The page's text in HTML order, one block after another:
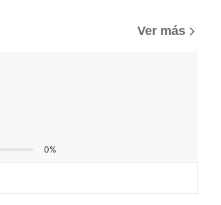
Ver más
0%